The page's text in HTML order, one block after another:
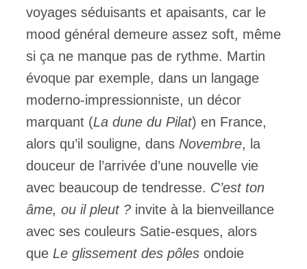
voyages séduisants et apaisants, car le
mood général demeure assez soft, même
si ça ne manque pas de rythme. Martin
évoque par exemple, dans un langage
moderno-impressionniste, un décor
marquant (La dune du Pilat) en France,
alors qu’il souligne, dans Novembre, la
douceur de l’arrivée d’une nouvelle vie
avec beaucoup de tendresse. C’est ton
âme, ou il pleut ? invite à la bienveillance
avec ses couleurs Satie-esques, alors
que Le glissement des pôles ondoie